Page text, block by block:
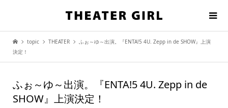
topic THEATER
ふぉ～ゆ～出演。『ENTA!5 4U. Zepp in de SHOW』上演
決定！
ふぉ～ゆ～出演。『ENTA!5 4U. Zepp in de
SHOW』上演決定！